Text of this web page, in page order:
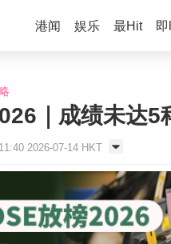
港闻 娱乐 最Hit
｜成绩未达
2026-07-14 HKT